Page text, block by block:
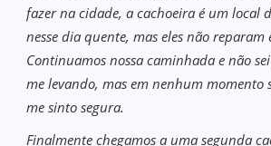
fazer na cidade, a cachoeira é um local
nesse dia quente, mas eles não reparam
Continuamos nossa caminhada e não
me levando, mas em nenhum momento
me sinto segura.
Finalmente chegamos a uma segunda